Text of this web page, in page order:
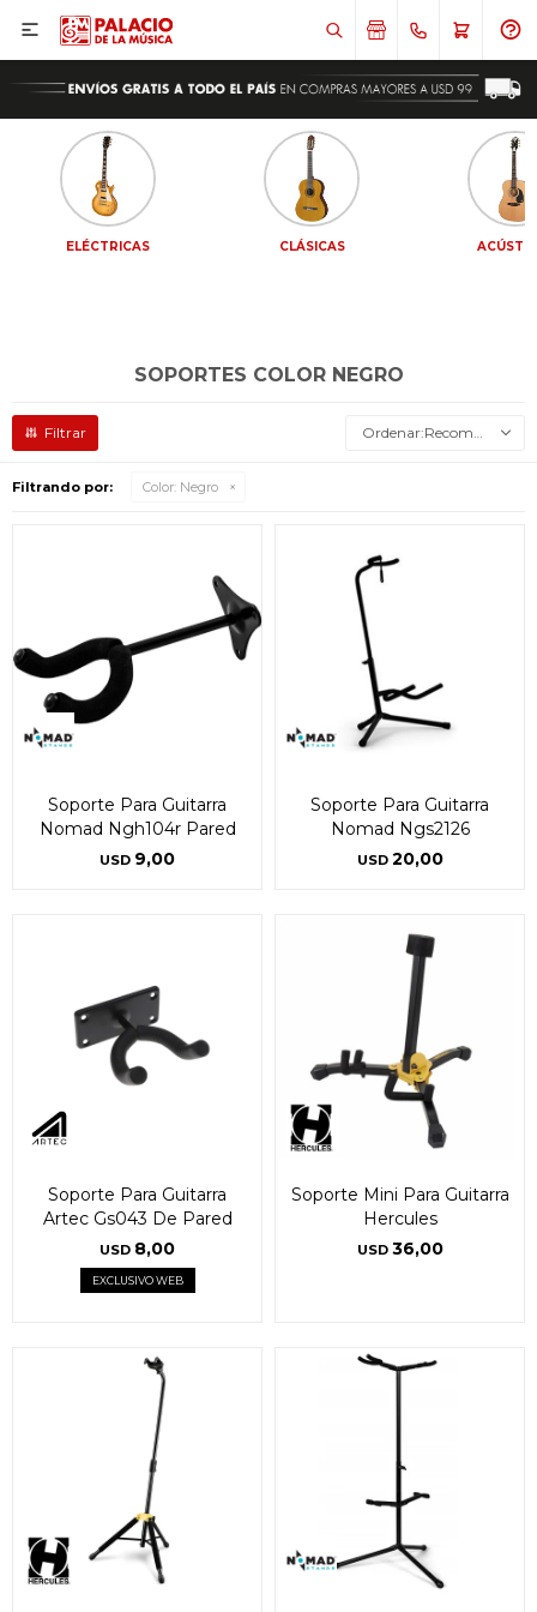

ELÉCTRICAS CLÁSICAS
SOPORTES COLOR NEGRO
Recomendados
Filtrando por: Color: Negro
Soporte Para Guitarra
Nomad Ngh104r Pared
USD 9,00
Soporte Para Guitarra
Nomad Ngs2126
USD 20,00
Soporte Para Guitarra
Artec Gs043 De Pared
USD 8,00
EXCLUSIVO WEB
Soporte Mini Para Guitarra
Hercules
USD 36,00